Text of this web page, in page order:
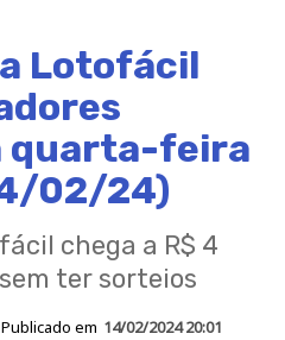
Lotofácil
quarta-feira
02/24)
chega a R$ 4
ter sorteios
Publicado em 14/02/2024 20:01